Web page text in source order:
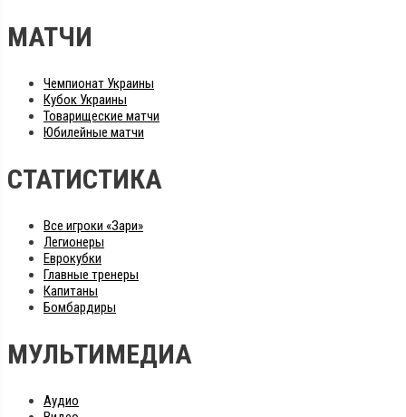
МАТЧИ
Чемпионат Украины
Кубок Украины
Товарищеские матчи
Юбилейные матчи
СТАТИСТИКА
Все игроки «Зари»
Легионеры
Еврокубки
Главные тренеры
Капитаны
Бомбардиры
МУЛЬТИМЕДИА
Аудио